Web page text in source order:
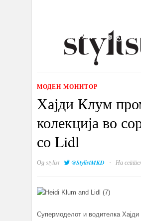
КУЛТУРА @РАБОТА
ИЗЛОГ
МОДЕН МОНИТОР
Хајди Клум
колекција во
со Lidl
Одstylist @StylistMKD · На
Супермоделот и водителка